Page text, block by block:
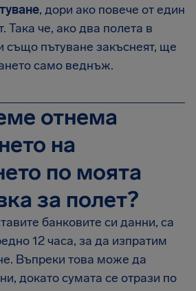
, дори ако повече от един
Така че, ако два полета в
също пътуване закъснеят, ще
само веднъж.
отнема
на
по моята
за полет?
банковите си данни, са
12 часа, за да изпратим
Въпреки това може да
докато сумата се отрази по